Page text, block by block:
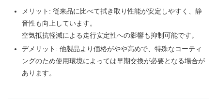
メリット: 従来品に比べて拭き取り性能が安定しやすく、静
音性も向上しています。
空気抵抗軽減による走行安定性への影響も抑制可能です。
デメリット: 他製品より価格がやや高めで、特殊なコーティ
ングのため使用環境によっては早期交換が必要となる場合が
あります。